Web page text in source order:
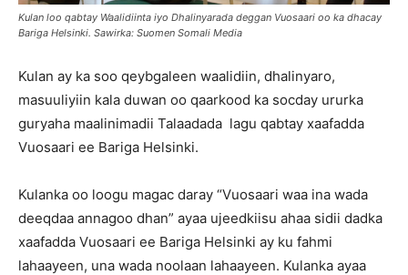
Kulan loo qabtay Waalidiinta iyo Dhalinyarada deggan Vuosaari oo ka dhacay
Bariga Helsinki. Sawirka: Suomen Somali Media
Kulan ay ka soo qeybgaleen waalidiin, dhalinyaro,
masuuliyiin kala duwan oo qaarkood ka socday ururka
guryaha maalinimadii Talaadada lagu qabtay xaafadda
Vuosaari ee Bariga Helsinki.
Kulanka oo loogu magac daray “Vuosaari waa ina wada
deeqdaa annagoo dhan” ayaa ujeedkiisu ahaa sidii dadka
xaafadda Vuosaari ee Bariga Helsinki ay ku fahmi
lahaayeen, una wada noolaan lahaayeen. Kulanka ayaa